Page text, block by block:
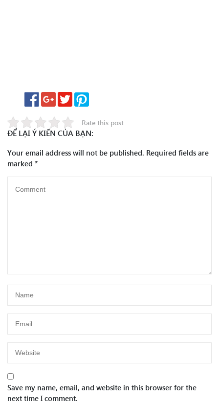
Rate this post
ĐỂ LẠI Ý KIẾN CỦA BẠN:
Your email address will not be published. Required fields are
marked *
Save my name, email, and website in this browser for the
next time I comment.